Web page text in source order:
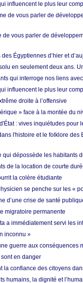
influencent le plus leur
de vous parler de
vous parler de
Égyptiennes d’hier et
en seulement deux ans.
qui interroge nos liens
influencent le plus leur
droite à l’offensive
» face à la montée du
: vives inquiétudes
l'histoire et le folklore
qui dépossède les habitants
de la location de courte
la colère étudiante
se penche sur les «
d’une crise de santé
migratoire permanente
a immédiatement servi les
inconnu »
guerre aux conséquences
en danger
la confiance des citoyens
humains, la dignité et